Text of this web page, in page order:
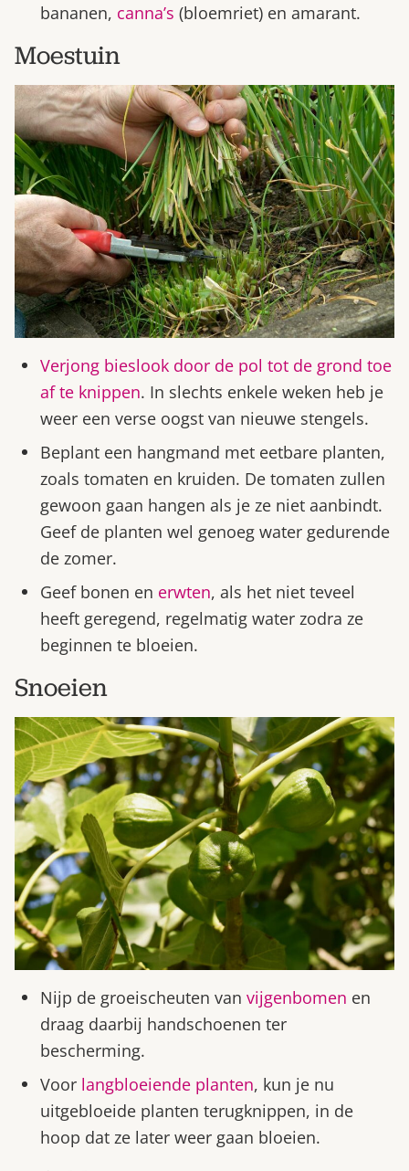
bananen, canna’s (bloemriet) en amarant.
Moestuin
Verjong bieslook door de pol tot de grond toe
af te knippen. In slechts enkele weken heb je
weer een verse oogst van nieuwe stengels.
Beplant een hangmand met eetbare planten,
zoals tomaten en kruiden. De tomaten zullen
gewoon gaan hangen als je ze niet aanbindt.
Geef de planten wel genoeg water gedurende
de zomer.
Geef bonen en erwten, als het niet teveel
heeft geregend, regelmatig water zodra ze
beginnen te bloeien.
Snoeien
Nijp de groeischeuten van vijgenbomen en
draag daarbij handschoenen ter
bescherming.
Voor langbloeiende planten, kun je nu
uitgebloeide planten terugknippen, in de
hoop dat ze later weer gaan bloeien.